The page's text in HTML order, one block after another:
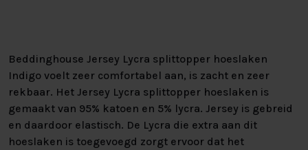
Beddinghouse Jersey Lycra splittopper hoeslaken
Indigo voelt zeer comfortabel aan, is zacht en zeer
rekbaar. Het Jersey Lycra splittopper hoeslaken is
gemaakt van 95% katoen en 5% lycra. Jersey is gebreid
en daardoor elastisch. De Lycra die extra aan dit
hoeslaken is toegevoegd zorgt ervoor dat het